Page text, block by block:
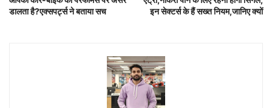
डालता है?एक्सपर्ट्स ने बताया सच
इन सेक्टर्स के हैं सख्त नियम,जानिए क्यों